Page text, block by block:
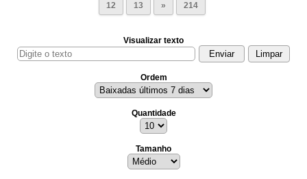
12 13 » 214
Visualizar texto
Ordem
Quantidade
Tamanho